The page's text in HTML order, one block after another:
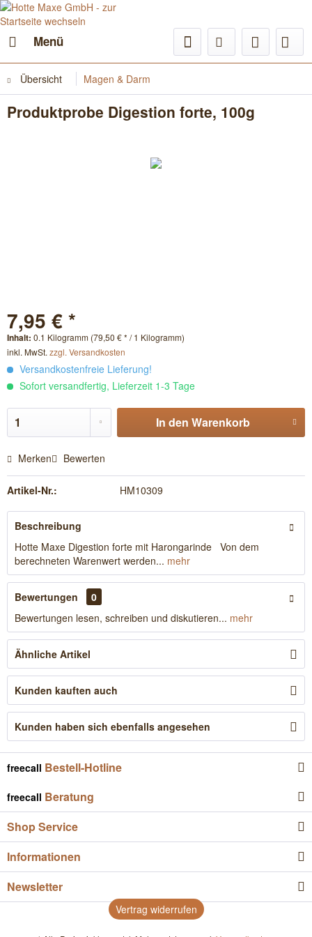
Menü
Übersicht Magen & Darm
Produktprobe Digestion forte, 100g
7,95 € *
Inhalt: 0.1 Kilogramm (79,50 € * / 1 Kilogramm)
inkl. MwSt. zzgl. Versandkosten
Versandkostenfreie Lieferung!
Sofort versandfertig, Lieferzeit 1-3 Tage
In den Warenkorb
Merken Bewerten
Artikel-Nr.: HM10309
Beschreibung
Hotte Maxe Digestion forte mit Harongarinde Von dem
berechneten Warenwert werden... mehr
Bewertungen
0
Bewertungen lesen, schreiben und diskutieren... mehr
Ähnliche Artikel
Kunden kauften auch
Kunden haben sich ebenfalls angesehen
freecall Bestell-Hotline
freecall Beratung
Shop Service
Informationen
Newsletter
Vertrag widerrufen